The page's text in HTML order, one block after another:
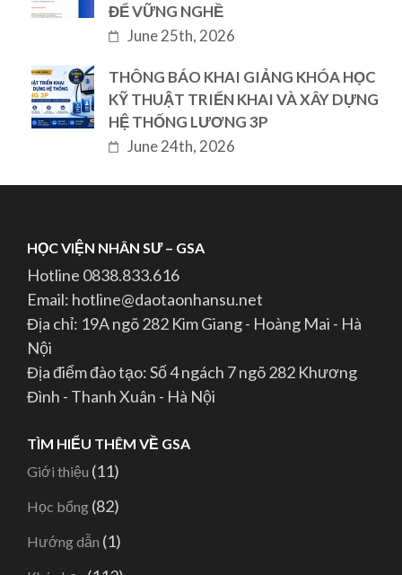
ĐỂ VỮNG NGHỀ
June 25th, 2026
THÔNG BÁO KHAI GIẢNG KHÓA HỌC
KỸ THUẬT TRIỂN KHAI VÀ XÂY DỰNG
HỆ THỐNG LƯƠNG 3P
June 24th, 2026
HỌC VIỆN NHÂN SƯ – GSA
Hotline 0838.833.616
Email: hotline@daotaonhansu.net
Địa chỉ: 19A ngõ 282 Kim Giang - Hoàng Mai - Hà
Nội
Địa điểm đào tạo: Số 4 ngách 7 ngõ 282 Khương
Đình - Thanh Xuân - Hà Nội
TÌM HIỂU THÊM VỀ GSA
Giới thiệu (11)
Học bổng (82)
Hướng dẫn (1)